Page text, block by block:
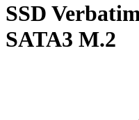
SSD
SATA3 M.2